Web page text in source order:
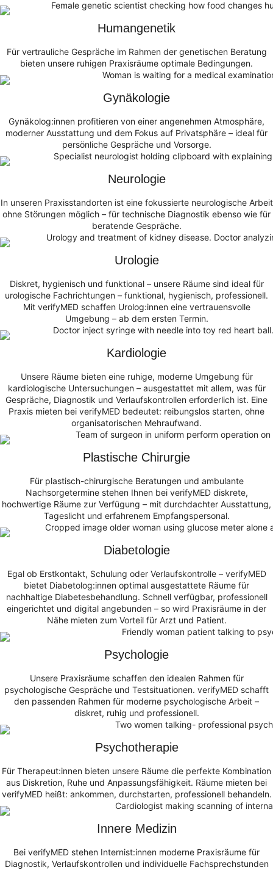
Humangenetik
Für vertrauliche Gespräche im Rahmen der genetischen Beratung
bieten unsere ruhigen Praxisräume optimale Bedingungen.
Gynäkologie
Gynäkolog:innen profitieren von einer angenehmen Atmosphäre,
moderner Ausstattung und dem Fokus auf Privatsphäre – ideal für
persönliche Gespräche und Vorsorge.
Neurologie
In unseren Praxisstandorten ist eine fokussierte neurologische Arbeit
ohne Störungen möglich – für technische Diagnostik ebenso wie für
beratende Gespräche.
Urologie
Diskret, hygienisch und funktional – unsere Räume sind ideal für
urologische Fachrichtungen – funktional, hygienisch, professionell.
Mit verifyMED schaffen Urolog:innen eine vertrauensvolle
Umgebung – ab dem ersten Termin.
Kardiologie
Unsere Räume bieten eine ruhige, moderne Umgebung für
kardiologische Untersuchungen – ausgestattet mit allem, was für
Gespräche, Diagnostik und Verlaufskontrollen erforderlich ist. Eine
Praxis mieten bei verifyMED bedeutet: reibungslos starten, ohne
organisatorischen Mehraufwand.
Plastische Chirurgie
Für plastisch-chirurgische Beratungen und ambulante
Nachsorgetermine stehen Ihnen bei verifyMED diskrete,
hochwertige Räume zur Verfügung – mit durchdachter Ausstattung,
Tageslicht und erfahrenem Empfangspersonal.
Diabetologie
Egal ob Erstkontakt, Schulung oder Verlaufskontrolle – verifyMED
bietet Diabetolog:innen optimal ausgestattete Räume für
nachhaltige Diabetesbehandlung. Schnell verfügbar, professionell
eingerichtet und digital angebunden – so wird Praxisräume in der
Nähe mieten zum Vorteil für Arzt und Patient.
Psychologie
Unsere Praxisräume schaffen den idealen Rahmen für
psychologische Gespräche und Testsituationen. verifyMED schafft
den passenden Rahmen für moderne psychologische Arbeit –
diskret, ruhig und professionell.
Psychotherapie
Für Therapeut:innen bieten unsere Räume die perfekte Kombination
aus Diskretion, Ruhe und Anpassungsfähigkeit. Räume mieten bei
verifyMED heißt: ankommen, durchstarten, professionell behandeln.
Innere Medizin
Bei verifyMED stehen Internist:innen moderne Praxisräume für
Diagnostik, Verlaufskontrollen und individuelle Fachsprechstunden